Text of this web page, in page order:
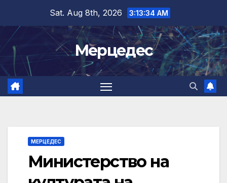
content
Sat. Aug 8th, 2026 3:13:34 AM
Мерцедес
МЕРЦЕДЕС
Министерство на